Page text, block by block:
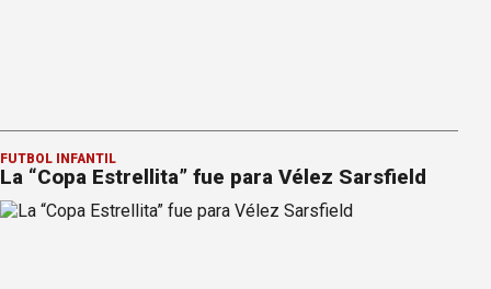
FÚTBOL INFANTIL
La “Copa Estrellita” fue para Vélez Sarsfield